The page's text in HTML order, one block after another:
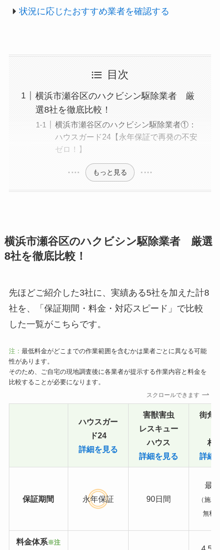
状況に応じたおすすめ業者を確認する
目次
横浜市瀬谷区のハクビシン駆除業者 厳
選8社を徹底比較！
横浜市瀬谷区のハクビシン駆除業者①：
ハウスガード24【永年保証で再発の不安
ゼロ！】
もっと見る
横浜市瀬谷区のハクビシン駆除業者 厳選
8社を徹底比較！
先ほどご紹介した3社に、実績ある5社を加えた計8
社を、「保証期間・料金・対応スピード」で比較
した一覧がこちらです。
注： 最低料金がどこまでの作業範囲を含むかは業者ごとに異なる可能
性があります。
そのため、ご自宅の現地調査後に各業者が提示する作業内容と料金を
比較することが必要になります。
スクロールできます
ハウスガー
ド24
詳細を見る
害獣害虫
レスキュー
ハウス
詳細を見る
街角
相
詳細
保証期間 永年保証 90日間
最
（施
無料
料金体系※注